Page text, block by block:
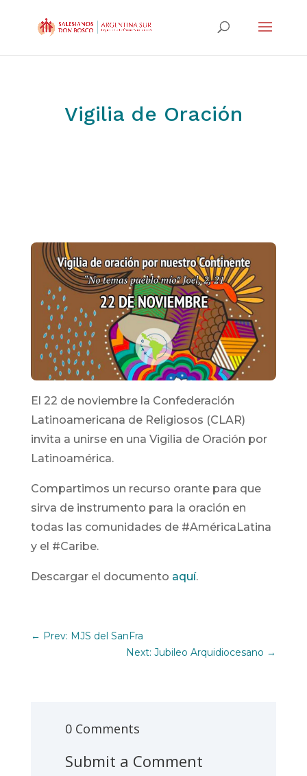
Vigilia de Oración
El 22 de noviembre la Confederación
Latinoamericana de Religiosos (CLAR)
invita a unirse en una Vigilia de Oración por
Latinoamérica.
Compartimos un recurso orante para que
sirva de instrumento para la oración en
todas las comunidades de #AméricaLatina
y el #Caribe.
Descargar el documento aquí.
← Prev: MJS del SanFra
Next: Jubileo Arquidiocesano →
0 Comments
Submit a Comment